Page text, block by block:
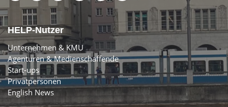
HELP-Nutzer
Unternehmen & KMU
Agenturen & Medienschaffende
Start-ups
Privatpersonen
English News